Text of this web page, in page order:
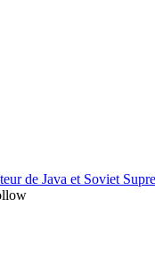
de Java et Soviet